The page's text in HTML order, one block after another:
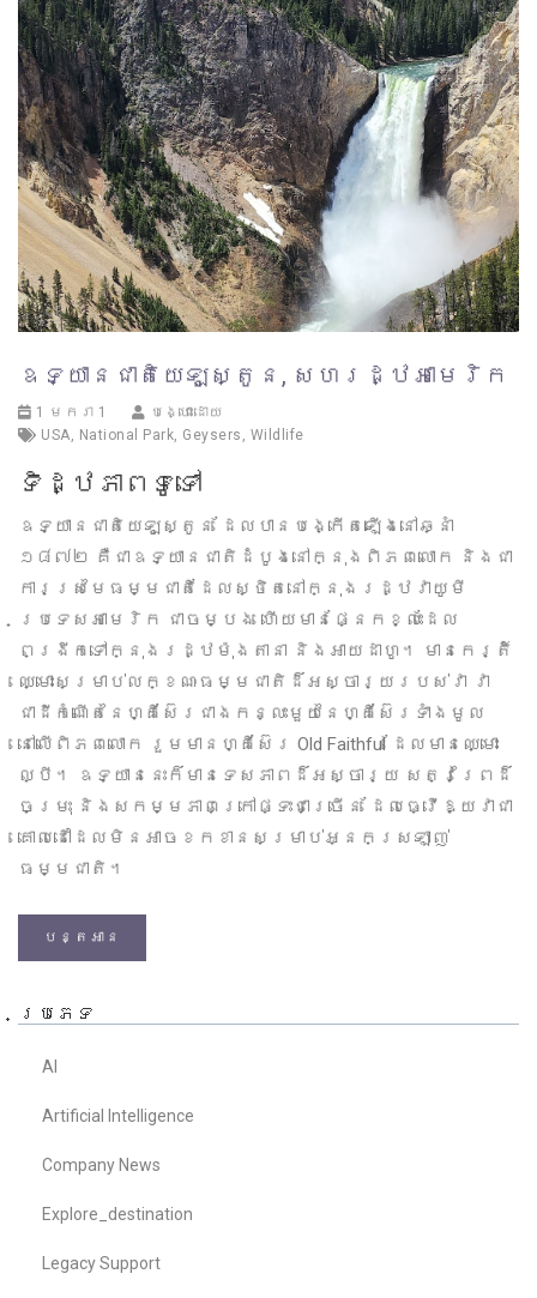
ឧទ្យានជាតិយេឡូស្តូន, សហរដ្ឋអាមេរិក
1 មករា 1
បង្ហោះដោយ
USA
National Park Geysers Wildlife
ទិដ្ឋភាពទូទៅ
ឧទ្យានជាតិយេឡូស្តូន ដែលបានបង្កើតឡើងនៅឆ្នាំ
១៨៧២ គឺជាឧទ្យានជាតិដំបូងនៅក្នុងពិភពលោក និងជា
ការស្រមៃធម្មជាតិដែលស្ថិតនៅក្នុងរដ្ឋវាយូមី
ប្រទេសអាមេរិក ជាចម្បង ហើយមានផ្នែកខ្លះដែល
ពង្រីកទៅក្នុងរដ្ឋម៉ុងតានា និងអាយដាហូ។ មានកេរ្តិ៍
ឈ្មោះសម្រាប់លក្ខណៈធម្មជាតិដ៏អស្ចារ្យរបស់វា វា
ជាដីកំណើតនៃហ្គីស៊ែរ​ជាងកន្លះមួយនៃហ្គីស៊ែរ​ទាំងមូល
នៅលើពិភពលោក រួមមានហ្គីស៊ែរ Old Faithful ដែលមានឈ្មោះ
ល្បី។ ឧទ្យាននេះក៏មានទេសភាពដ៏អស្ចារ្យ សត្វព្រៃដ៏
ចម្រុះ និងសកម្មភាពក្រៅផ្ទះជាច្រើន ដែលធ្វើឱ្យវាជា
គោលដៅដែលមិនអាចខកខានសម្រាប់អ្នកស្រឡាញ់
ធម្មជាតិ។
បន្តអាន
ប្រភេទ
AI
Artificial Intelligence
Company News
Explore_destination
Legacy Support